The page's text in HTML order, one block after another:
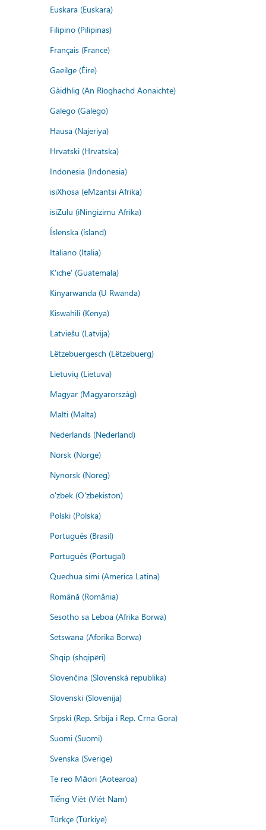
Euskara (Euskara)
Filipino (Pilipinas)
Français (France)
Gaeilge (Éire)
Gàidhlig (An Rìoghachd Aonaichte)
Galego (Galego)
Hausa (Najeriya)
Hrvatski (Hrvatska)
Indonesia (Indonesia)
isiXhosa (eMzantsi Afrika)
isiZulu (iNingizimu Afrika)
Íslenska (ísland)
Italiano (Italia)
K'iche' (Guatemala)
Kinyarwanda (U Rwanda)
Kiswahili (Kenya)
Latviešu (Latvija)
Lëtzebuergesch (Lëtzebuerg)
Lietuvių (Lietuva)
Magyar (Magyarország)
Malti (Malta)
Nederlands (Nederland)
Norsk (Norge)
Nynorsk (Noreg)
o'zbek (O'zbekiston)
Polski (Polska)
Português (Brasil)
Português (Portugal)
Quechua simi (America Latina)
Română (România)
Sesotho sa Leboa (Afrika Borwa)
Setswana (Aforika Borwa)
Shqip (shqipëri)
Slovenčina (Slovenská republika)
Slovenski (Slovenija)
Srpski (Rep. Srbija i Rep. Crna Gora)
Suomi (Suomi)
Svenska (Sverige)
Te reo Māori (Aotearoa)
Tiếng Việt (Việt Nam)
Türkçe (Türkiye)